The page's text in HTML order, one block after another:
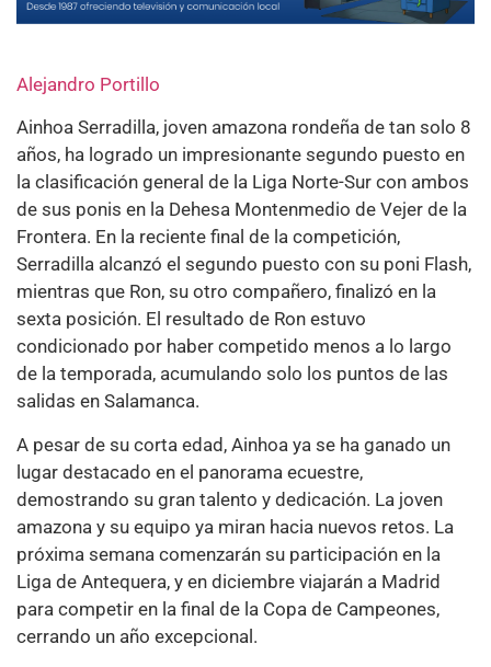
Alejandro Portillo
Ainhoa Serradilla, joven amazona rondeña de tan solo 8
años, ha logrado un impresionante segundo puesto en
la clasificación general de la Liga Norte-Sur con ambos
de sus ponis en la Dehesa Montenmedio de Vejer de la
Frontera. En la reciente final de la competición,
Serradilla alcanzó el segundo puesto con su poni Flash,
mientras que Ron, su otro compañero, finalizó en la
sexta posición. El resultado de Ron estuvo
condicionado por haber competido menos a lo largo
de la temporada, acumulando solo los puntos de las
salidas en Salamanca.
A pesar de su corta edad, Ainhoa ya se ha ganado un
lugar destacado en el panorama ecuestre,
demostrando su gran talento y dedicación. La joven
amazona y su equipo ya miran hacia nuevos retos. La
próxima semana comenzarán su participación en la
Liga de Antequera, y en diciembre viajarán a Madrid
para competir en la final de la Copa de Campeones,
cerrando un año excepcional.